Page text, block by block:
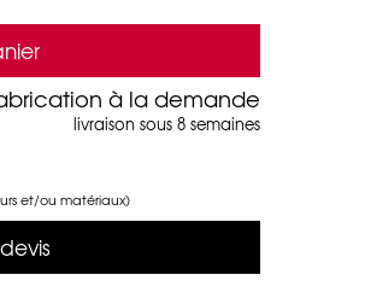
à la demande
livraison sous 8 semaines
et/ou matériaux)